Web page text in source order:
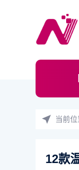
当前位
12款